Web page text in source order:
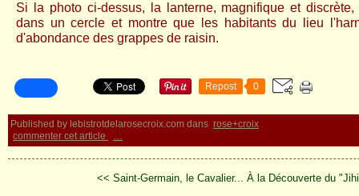
Si la photo ci-dessus, la lanterne, magnifique et
dans un cercle et montre que les habitants du lieu
d'abondance des grappes de raisin.
Repost 0
Published by lebistrotdelarosecroix.com dans rose+croix
commenter cet article
…
<< Saint-Germain, le Cavalier... À la Découverte du